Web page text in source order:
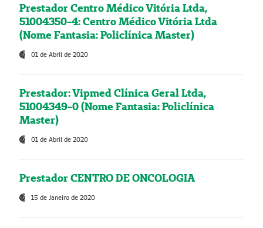
Prestador Centro Médico Vitória Ltda,
51004350-4: Centro Médico Vitória Ltda
(Nome Fantasia: Policlínica Master)
01 de Abril de 2020
Prestador: Vipmed Clínica Geral Ltda,
51004349-0 (Nome Fantasia: Policlínica
Master)
01 de Abril de 2020
Prestador CENTRO DE ONCOLOGIA
15 de Janeiro de 2020